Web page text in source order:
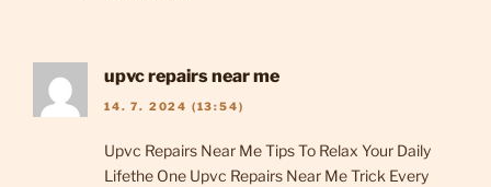
upvc repairs near me
14. 7. 2024 (13:54)
Upvc Repairs Near Me Tips To Relax Your Daily
Lifethe One Upvc Repairs Near Me Trick Every